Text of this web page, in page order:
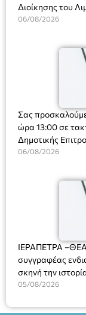
Διοίκησης του
Ακτοφυλακής
06/08/2026
Σας
ώρα 13:00 σε
Δημοτικής
στο Δημοτικό
και λήψη
06/08/2026
ΙΕΡΑΠΕΤΡΑ
συγγραφέας
σκηνή την
κάθειρξης για
ασθένεια, τον
05/08/2026